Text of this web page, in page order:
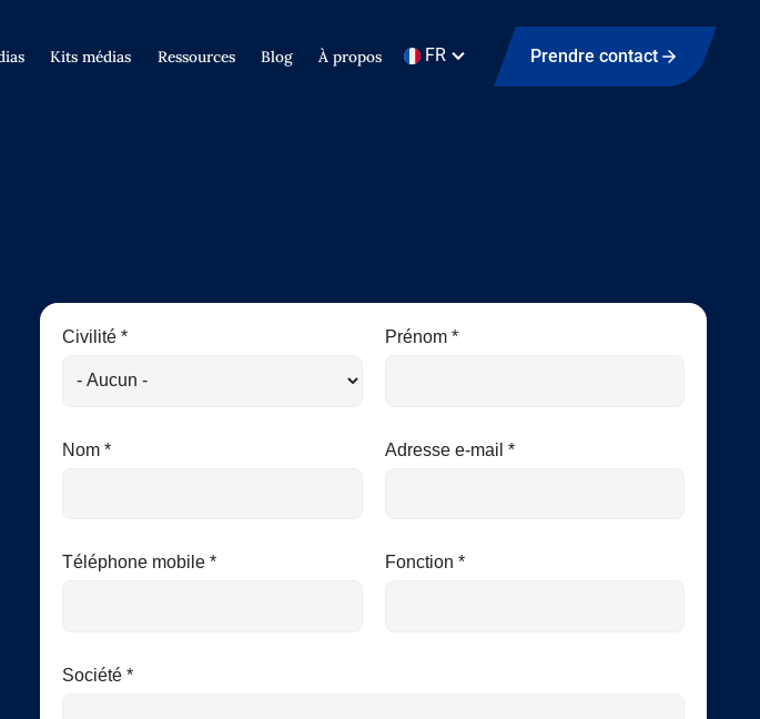
Kits médias Ressources Blog À propos FR Prendre contact
Civilité * Prénom *
Nom * Adresse e-mail *
Téléphone mobile * Fonction *
Société *